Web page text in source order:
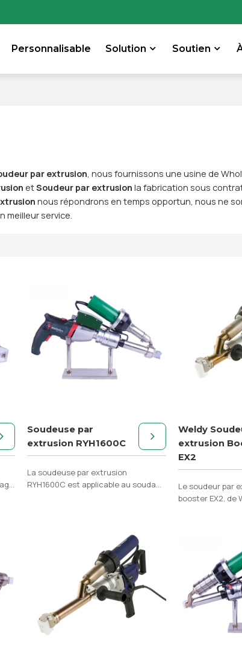
Personnalisable Solution Soutien
par extrusion, nous fournissons une usine de
etSoudeur par extrusion la fabrication sous
nous répondrons en temps opportun, nous ne
meilleur service.
Soudeuse par
extrusion RYH1600C
La soudeuse par extrusion
RYH1600C est applicable au soudage
Weldy
extrusion
EX2
Le soudeur par
booster EX2, de